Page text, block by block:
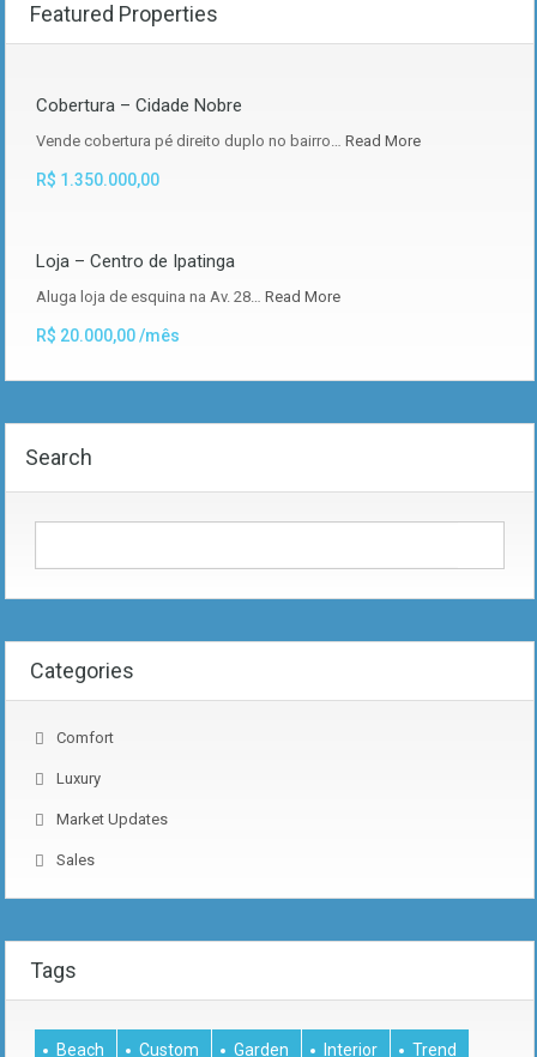
Featured Properties
Cobertura – Cidade Nobre
Vende cobertura pé direito duplo no bairro… Read More
R$ 1.350.000,00
Loja – Centro de Ipatinga
Aluga loja de esquina na Av. 28… Read More
R$ 20.000,00 /mês
Search
Categories
Comfort
Luxury
Market Updates
Sales
Tags
Beach Custom Garden Interior Trend